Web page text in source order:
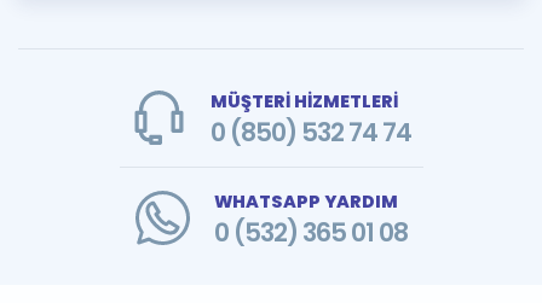
MÜŞTERİ HİZMETLERİ
0 (850) 532 74 74
WHATSAPP YARDIM
0 (532) 365 01 08